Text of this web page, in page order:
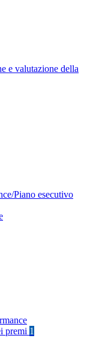
e valutazione della
Piano esecutivo
premi 1